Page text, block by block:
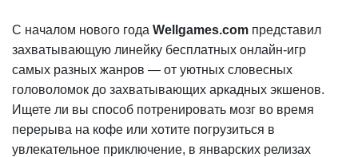
С началом нового года Wellgames.com представил
захватывающую линейку бесплатных онлайн-игр
самых разных жанров — от уютных словесных
головоломок до захватывающих аркадных экшенов.
Ищете ли вы способ потренировать мозг во время
перерыва на кофе или хотите погрузиться в
увлекательное приключение, в январских релизах